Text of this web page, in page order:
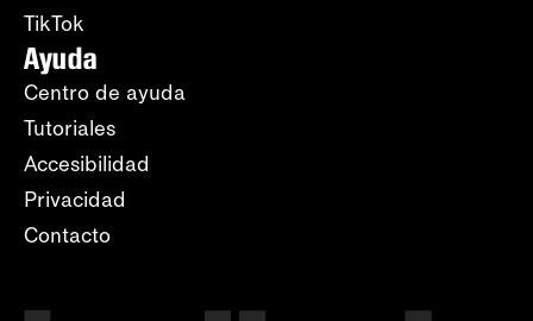
TikTok
Ayuda
Centro de ayuda
Tutoriales
Accesibilidad
Privacidad
Contacto